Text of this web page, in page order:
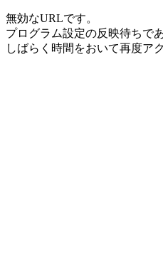
無効なURLです。
プログラム設定の反映待ちで
しばらく時間をおいて再度ア